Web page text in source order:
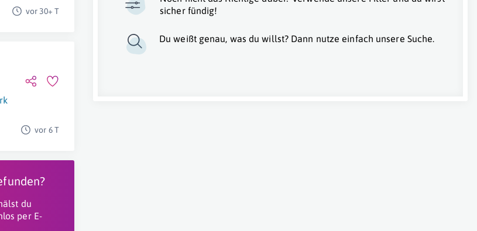
vor 30+ T
vor 6 T
du
per E-
sicher fündig!
Du weißt genau, was du willst? Dann nutze einfach unsere Suche.